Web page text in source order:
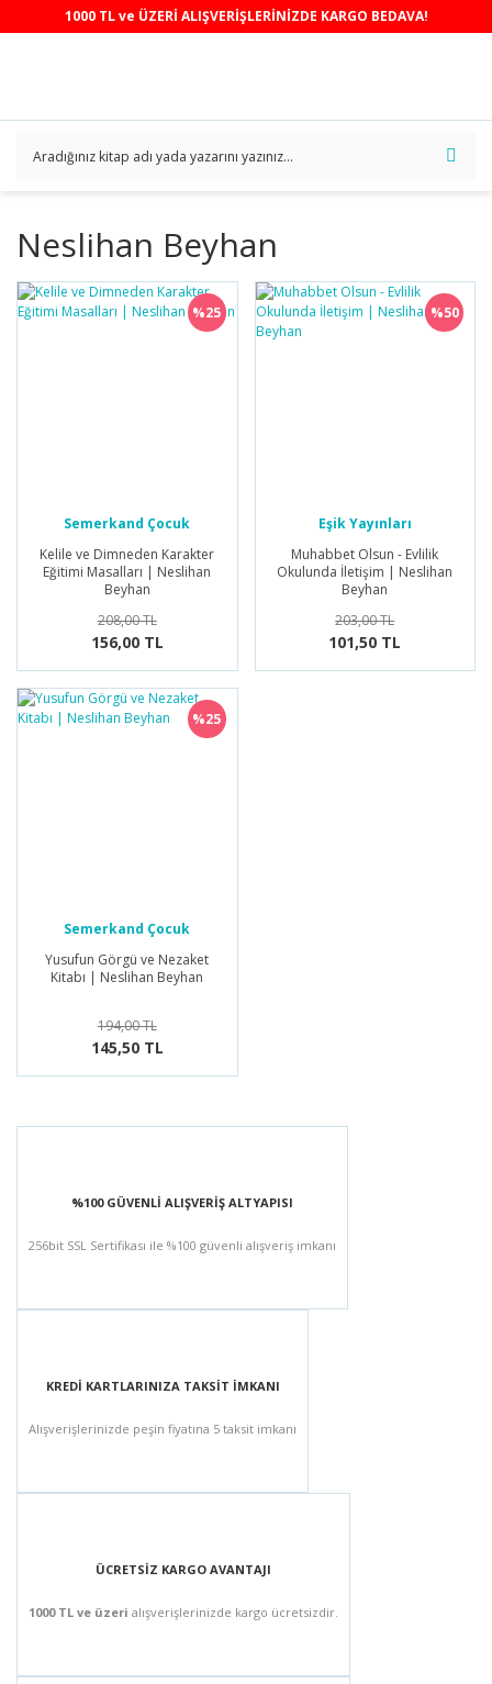
1000 TL ve ÜZERİ ALIŞVERİŞLERİNİZDE KARGO BEDAVA!
Neslihan Beyhan
%25
Semerkand Çocuk
Yayınları
Kelile ve Dimneden Karakter
Eğitimi Masalları | Neslihan
Beyhan
208,00 TL
156,00 TL
%50
Eşik Yayınları
Muhabbet Olsun - Evlilik
Okulunda İletişim | Neslihan
Beyhan
203,00 TL
101,50 TL
%25
Semerkand Çocuk
Yayınları
Yusufun Görgü ve Nezaket
Kitabı | Neslihan Beyhan
194,00 TL
145,50 TL
%100 GÜVENLİ ALIŞVERİŞ ALTYAPISI
256bit SSL Sertifikası ile %100 güvenli alışveriş imkanı
KREDİ KARTLARINIZA TAKSİT İMKANI
Alışverişlerinizde peşin fiyatına 5 taksit imkanı
ÜCRETSİZ KARGO AVANTAJI
1000 TL ve üzeri alışverişlerinizde kargo ücretsizdir.